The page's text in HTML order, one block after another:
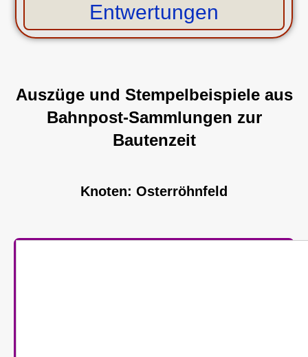
Entwertungen
Auszüge und Stempelbeispiele aus
Bahnpost-Sammlungen zur
Bautenzeit
Knoten: Osterröhnfeld